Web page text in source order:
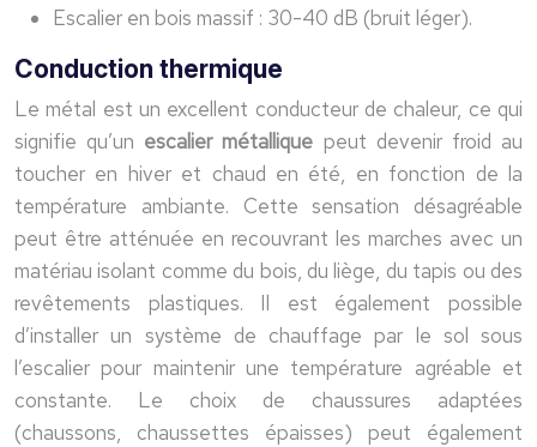
Escalier en bois massif : 30-40 dB (bruit léger).
Conduction thermique
Le métal est un excellent conducteur de chaleur, ce qui
signifie qu’un escalier métallique peut devenir froid au
toucher en hiver et chaud en été, en fonction de la
température ambiante. Cette sensation désagréable
peut être atténuée en recouvrant les marches avec un
matériau isolant comme du bois, du liège, du tapis ou des
revêtements plastiques. Il est également possible
d’installer un système de chauffage par le sol sous
l’escalier pour maintenir une température agréable et
constante. Le choix de chaussures adaptées
(chaussons, chaussettes épaisses) peut également